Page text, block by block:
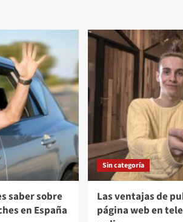
saber sobre
en España
Sin categoría
Las ventajas de
página web en